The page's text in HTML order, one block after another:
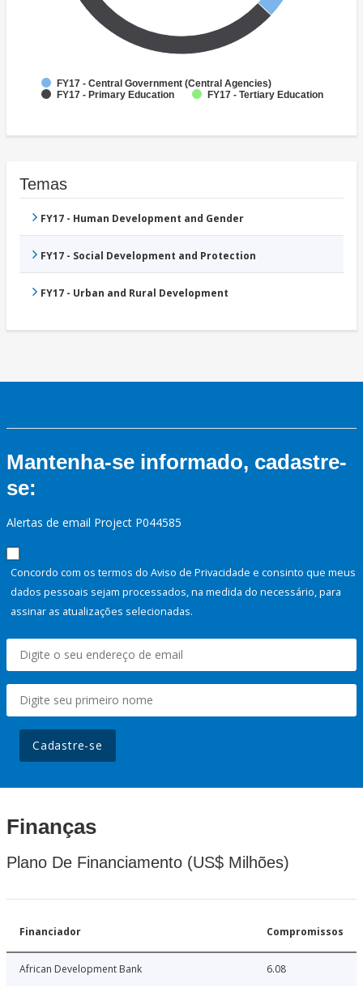
FY17 - Central Government (Central Agencies)
FY17 - Primary Education
FY17 - Tertiary Education
Temas
FY17 - Human Development and Gender
FY17 - Social Development and Protection
FY17 - Urban and Rural Development
Mantenha-se informado, cadastre-
se:
Alertas de email Project P044585
Concordo com os termos do Aviso de Privacidade e consinto que meus
dados pessoais sejam processados, na medida do necessário, para
assinar as atualizações selecionadas.
Cadastre-se
Finanças
Plano De Financiamento (US$ Milhões)
Financiador Compromissos
African Development Bank 6.08